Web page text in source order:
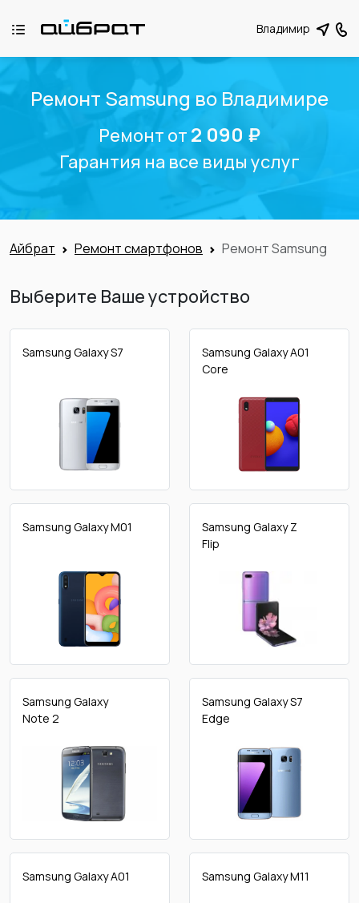
Владимир
Ремонт Samsung во Владимире
Ремонт от 2 090 ₽
Гарантия на все виды услуг
Айбрат Ремонт смартфонов Ремонт Samsung
Выберите Ваше устройство
Samsung Galaxy S7
Samsung Galaxy A01
Core
Samsung Galaxy M01
Samsung Galaxy Z
Flip
Samsung Galaxy
Note 2
Samsung Galaxy S7
Edge
Samsung Galaxy A01 Samsung Galaxy M11